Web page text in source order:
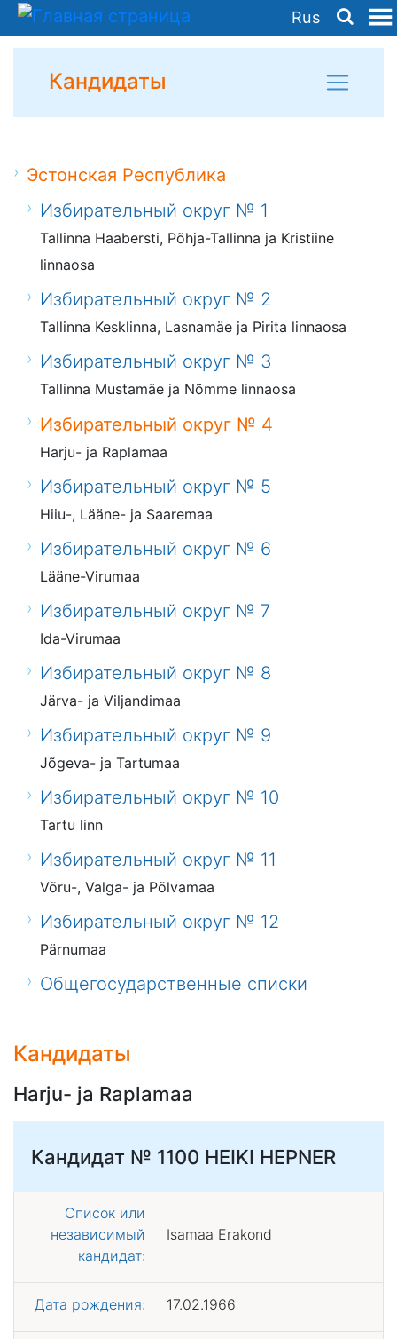
Rus
Кандидаты
Эстонская Республика
Избирательный округ № 1
Tallinna Haabersti, Põhja-Tallinna ja Kristiine
linnaosa
Избирательный округ № 2
Tallinna Kesklinna, Lasnamäe ja Pirita linnaosa
Избирательный округ № 3
Tallinna Mustamäe ja Nõmme linnaosa
Избирательный округ № 4
Harju- ja Raplamaa
Избирательный округ № 5
Hiiu-, Lääne- ja Saaremaa
Избирательный округ № 6
Lääne-Virumaa
Избирательный округ № 7
Ida-Virumaa
Избирательный округ № 8
Järva- ja Viljandimaa
Избирательный округ № 9
Jõgeva- ja Tartumaa
Избирательный округ № 10
Tartu linn
Избирательный округ № 11
Võru-, Valga- ja Põlvamaa
Избирательный округ № 12
Pärnumaa
Общегосударственные списки
Кандидаты
Harju- ja Raplamaa
Кандидат № 1100 HEIKI HEPNER
Список или
независимый
кандидат:
Isamaa Erakond
Дата рождения: 17.02.1966